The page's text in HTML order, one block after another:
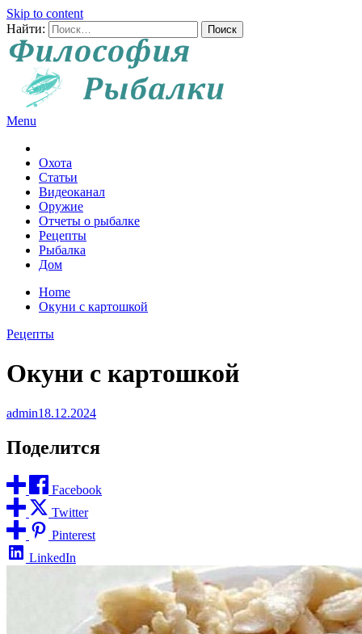
Skip to content
Найти:
Menu
Охота
Статьи
Видеоканал
Оружие
Отчеты о рыбалке
Рецепты
Рыбалка
Дом
Home
Окуни с картошкой
Рецепты
Окуни с картошкой
admin18.12.2024
Поделится
Facebook
Twitter
Pinterest
LinkedIn